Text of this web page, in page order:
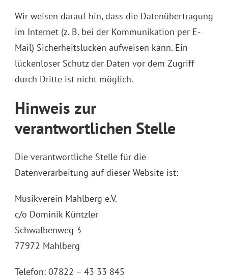
Wir weisen darauf hin, dass die Datenübertragung
im Internet (z. B. bei der Kommunikation per E-
Mail) Sicherheitslücken aufweisen kann. Ein
lückenloser Schutz der Daten vor dem Zugriff
durch Dritte ist nicht möglich.
Hinweis zur
verantwortlichen Stelle
Die verantwortliche Stelle für die
Datenverarbeitung auf dieser Website ist:
Musikverein Mahlberg e.V.
c/o Dominik Küntzler
Schwalbenweg 3
77972 Mahlberg
Telefon: 07822 – 43 33 845